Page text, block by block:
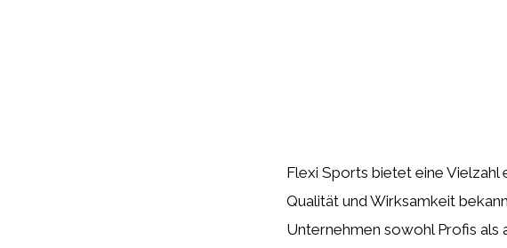
Flexi Sports bietet eine
Qualität und Wirksamkeit
Unternehmen sowohl Profis als